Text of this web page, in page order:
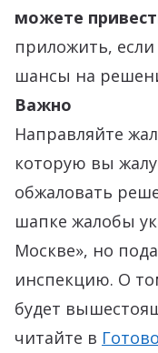
можете
приложить,
шансы на
Важно
Направляйте
которую вы
обжаловать
шапке жалобы
Москве», но
инспекцию. О
будет
читайте в